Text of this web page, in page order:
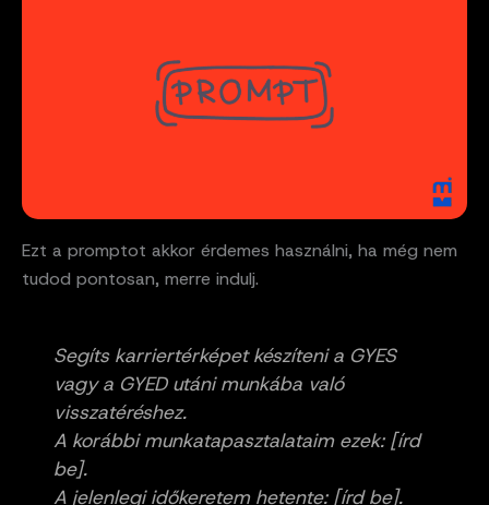
Ezt a promptot akkor érdemes használni, ha még nem
tudod pontosan, merre indulj.
Segíts karriertérképet készíteni a GYES
vagy a GYED utáni munkába való
visszatéréshez.
A korábbi munkatapasztalataim ezek: [írd
be].
A jelenlegi időkeretem hetente: [írd be].